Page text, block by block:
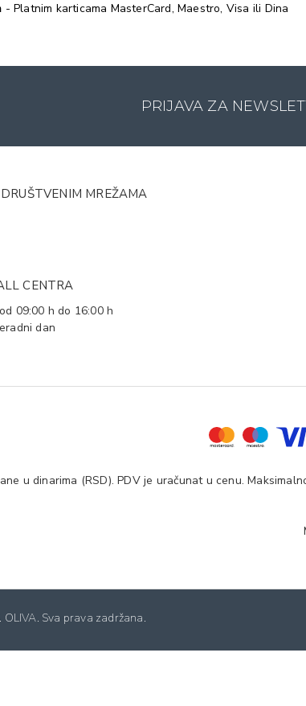
- Platnim karticama MasterCard, Maestro, Visa ili Dina
PRIJAVA ZA
MREŽAMA
CENTRA
09:00 h do 16:00 h
dan
u dinarima (RSD). PDV je uračunat u cenu.
OLIVA. Sva prava zadržana.